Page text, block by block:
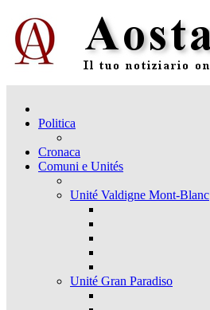
Politica
Cronaca
Comuni e Unités
Unité Valdigne Mont-Blanc
Unité Gran Paradiso